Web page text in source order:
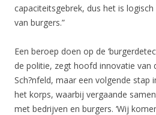
capaciteitsgebrek, dus het is
van burgers.”
Een beroep doen op de
de politie, zegt hoofd innovatie van
Sch?nfeld, maar een volgende stap
het korps, waarbij vergaande
met bedrijven en burgers. ‘Wij